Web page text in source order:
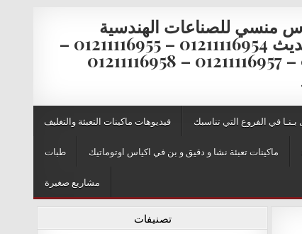
منسي للصناعات الهندسية
والتغليف الحديث 01211116954 – 01211116955 –
فيديوهات ماكينات التعبئة والتغليف بـنـا في الفروع التي تناسبك
طبات ماكينات تعبئة نشا و دقيق و بن في اكياس اوتوماتيك
مشاريع صغيرة
تصنيفات